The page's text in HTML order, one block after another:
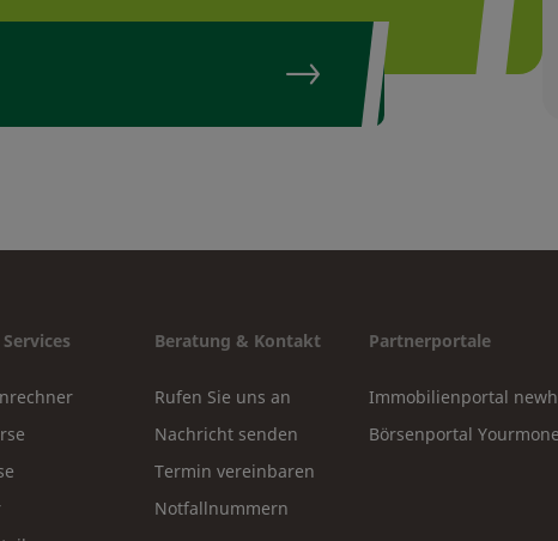
Beratung & Kontakt
Rufen Sie uns an
Nachricht senden
Termin vereinbaren
Notfallnummern
Partnerportale
Immobilienportal
Börsenportal